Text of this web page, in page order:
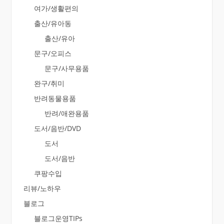
여가/생활편의
출산/유아동
출산/유아
문구/오피스
문구/사무용품
완구/취미
반려동물용품
반려/애완용품
도서/음반/DVD
도서
도서/음반
쿠팡수입
리뷰/노하우
블로그
블로그운영TIPs